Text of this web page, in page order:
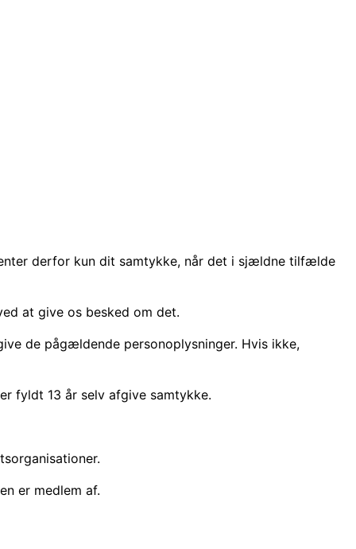
derfor kun dit samtykke, når det i sjældne tilfælde
at give os besked om det.
de pågældende personoplysninger. Hvis ikke,
fyldt 13 år selv afgive samtykke.
er medlem af.